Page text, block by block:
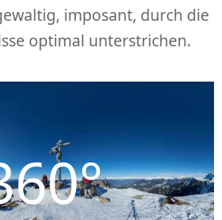
imposant, durch die
optimal unterstrichen.